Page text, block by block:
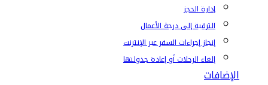
إدارة الحجز
الترقية إلى درجة الأعمال
إنجاز إجراءات السفر عبر الإنترنت
إلغاء الرحلات أو إعادة جدولتها
الإضافات